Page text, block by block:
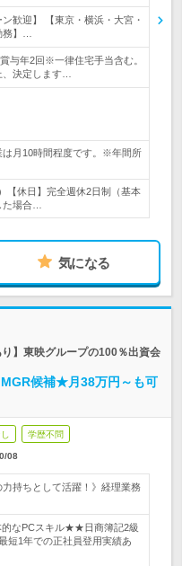
歓迎】 【東京・横浜・大宮・
】…
与年2回※一律住宅手当含む。
決定します…
月10時間程度です。※年間所
【休日】完全週休2日制（基本
場合…
気になる
】東映グループの100％出資会
候補★月38万円～も可
学歴不問
08
力持ちとして活躍！》経理業務
なPCスキル★★日商簿記2級
短1年での正社員登用実績あ